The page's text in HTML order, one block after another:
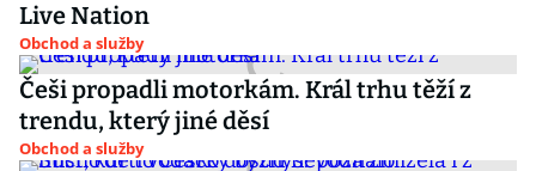
Live Nation
Obchod a služby
Češi propadli motorkám. Král trhu těží z
trendu, který jiné děsí
Obchod a služby